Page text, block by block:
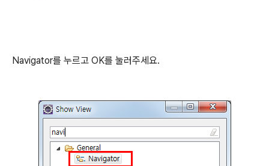
Navigator를 누르고 OK를 눌러주세요.